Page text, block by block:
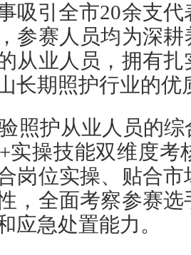
吸引全市20余支
参赛人员均为深
从业人员，拥有
长期照护行业的优
照护从业人员的
实操技能双维度考
岗位实操、贴合
，全面考察参赛
应急处置能力。